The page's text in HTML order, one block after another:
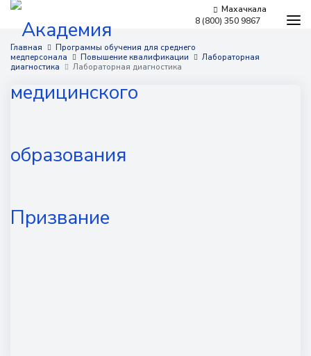
8 (800) 350 9867
Махачкала
Программы обучения
Условия обучения
Для работодателей
Сведения об образовательной организации
Главная
Программы обучения для среднего
медперсонала
Повышение квалификации
Лабораторная
диагностика
Лабораторная диагностика